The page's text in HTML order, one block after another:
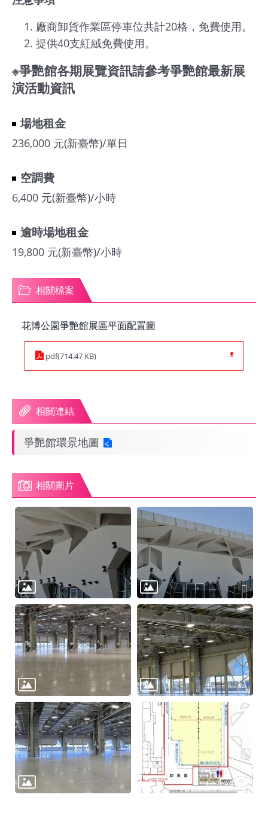
新
創
基
場
租
借
花
博
公
回
頁
站
導
Instagram
Facebook
隱
私
權
網
站
安
全
政
策
廠商卸貨作業區停車位共計20格，免費使用。
提供40支紅絨免費使用。
※爭艷館各期展覽資訊請參考爭艷館最新展
演活動資訊
場地租金
236,000 元(新臺幣)/單日
空調費
6,400 元(新臺幣)/小時
逾時場地租金
19,800 元(新臺幣)/小時
相關檔案
花博公園爭艷館展區平面配置圖
pdf(714.47 KB)
相關連結
爭艷館環景地圖
相關圖片